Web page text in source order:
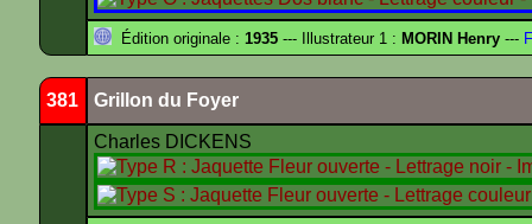
Édition originale : 1935 --- Illustrateur 1 : MORIN Henry ---
381 Grillon du Foyer
Charles DICKENS